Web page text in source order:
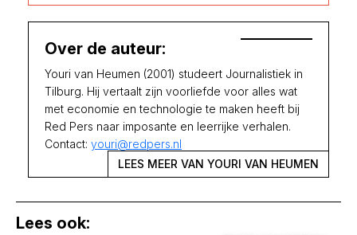
Over de auteur:
Youri van Heumen (2001) studeert Journalistiek in
Tilburg. Hij vertaalt zijn voorliefde voor alles wat
met economie en technologie te maken heeft bij
Red Pers naar imposante en leerrijke verhalen.
Contact: youri@redpers.nl
LEES MEER VAN YOURI VAN HEUMEN
Lees ook: